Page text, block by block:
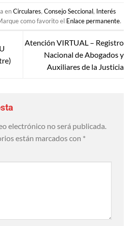
enCirculares, Consejo Seccional, Interés
como favorito el Enlace permanente.
Atención VIRTUAL – Registro
Nacional de Abogados y
Auxiliares de la Justicia
electrónico no será publicada.
están marcados con *